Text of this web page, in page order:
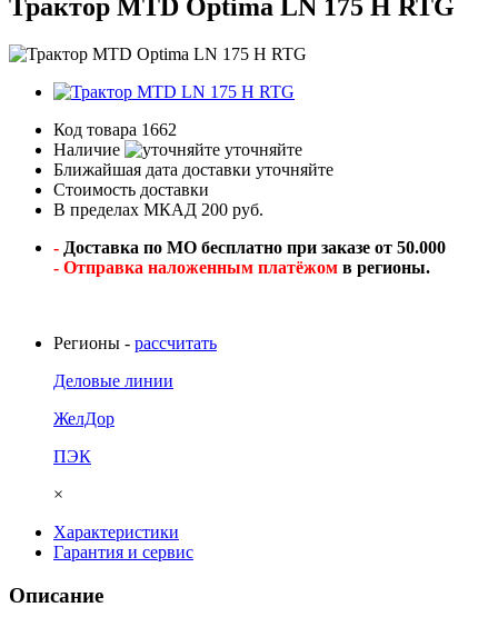
Трактор MTD Optima LN 175 H RTG
Код товара 1662
Наличие
уточняйте
Ближайшая дата доставки уточняйте
Стоимость доставки
В пределах МКАД 200 руб.
- Доставка по МО бесплатно при заказе от 50.000
- Отправка наложенным платёжом в регионы.
Регионы - рассчитать
Деловые линии
ЖелДор
ПЭК
×
Характеристики
Гарантия и сервис
Описание